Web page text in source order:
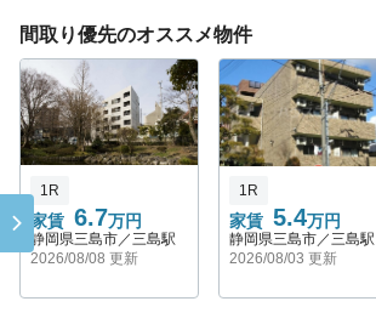
間取り優先のオススメ物件
家賃 6.7万円
1R
静岡県三島市／三島駅
2026/08/08 更新
家賃 5.4万円
1R
静岡県三島市／三島駅
2026/08/03 更新